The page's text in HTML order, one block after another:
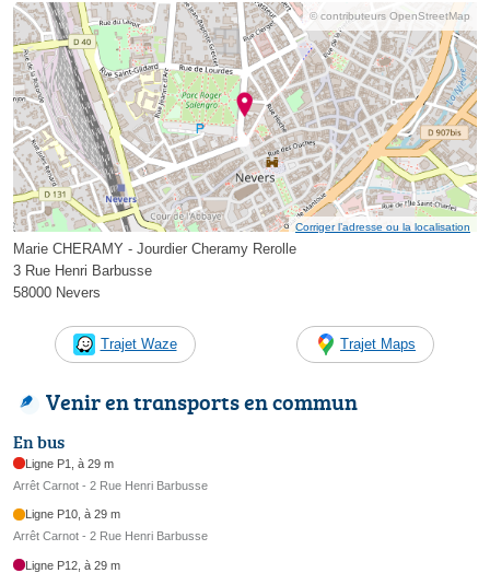
© contributeurs OpenStreetMap
Corriger l’adresse ou la localisation
Marie CHERAMY - Jourdier Cheramy Rerolle
3 Rue Henri Barbusse
58000 Nevers
Trajet Waze Trajet Maps
Venir en transports en commun
En bus
Ligne P1, à 29 m
Arrêt Carnot - 2 Rue Henri Barbusse
Ligne P10, à 29 m
Arrêt Carnot - 2 Rue Henri Barbusse
Ligne P12, à 29 m